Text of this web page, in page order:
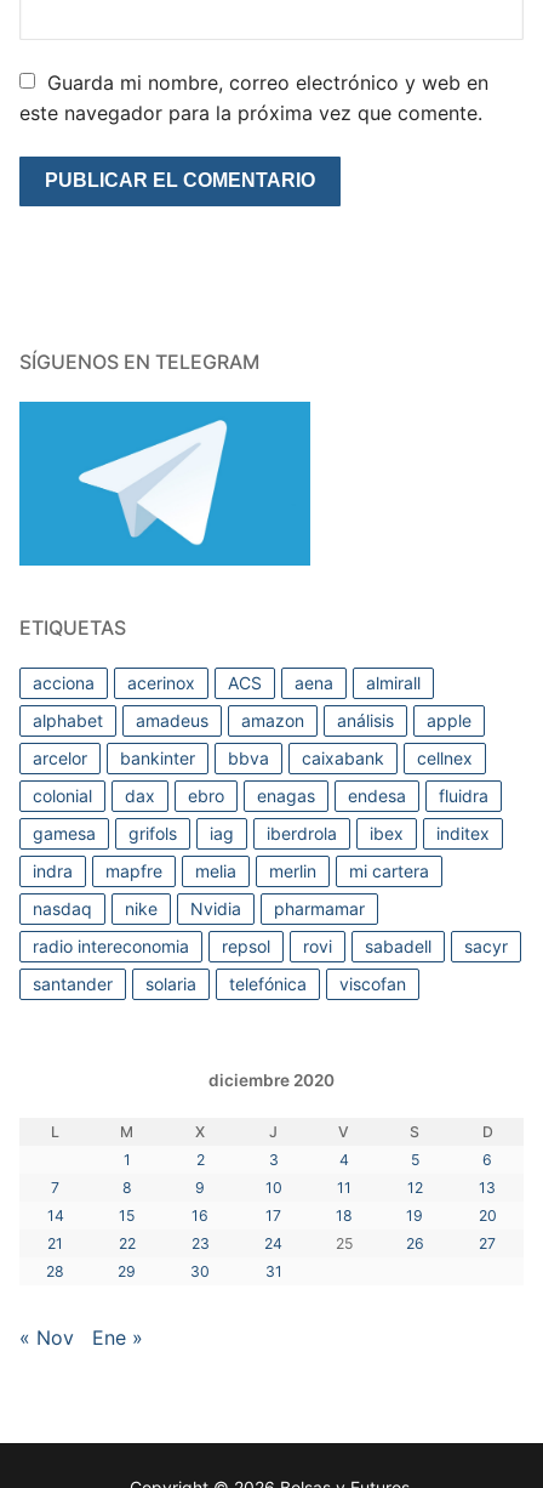
Guarda mi nombre, correo electrónico y web en
este navegador para la próxima vez que comente.
SÍGUENOS EN TELEGRAM
ETIQUETAS
acciona acerinox ACS aena
almirall
alphabet
amadeus amazon análisis
apple
arcelor
bankinter bbva caixabank
cellnex
colonial
dax ebro enagas endesa
fluidra
gamesa
grifols iag iberdrola ibex
inditex
indra
mapfre melia merlin
mi cartera
nasdaq
nike Nvidia
pharmamar
radio intereconomia
repsol rovi sabadell
sacyr
santander
solaria telefónica viscofan
diciembre 2020
L M X J V S
D
1
2 3 4 5
6
7
8 9 10 11 12
13
14
15 16 17 18 19
20
21
22 23 24 25 26
27
28
29 30 31
« Nov Ene »